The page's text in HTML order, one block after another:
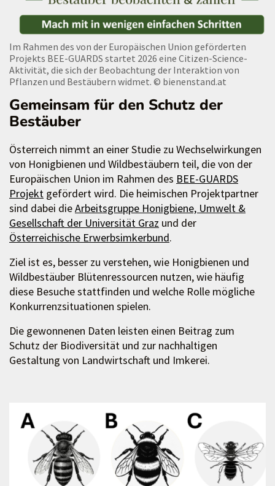
Im Rahmen des von der Europäischen Union geförderten
Projekts BEE-GUARDS startet 2026 eine Citizen-Science-
Aktivität, die sich der Beobachtung der Interaktion von
Pflanzen und Bestäubern widmet. © bienenstand.at
Gemeinsam für den Schutz der
Bestäuber
Österreich nimmt an einer Studie zu Wechselwirkungen
von Honigbienen und Wildbestäubern teil, die von der
Europäischen Union im Rahmen des BEE-GUARDS
Projekt gefördert wird. Die heimischen Projektpartner
sind dabei dieArbeitsgruppe Honigbiene, Umwelt &
Gesellschaft der Universität Graz und der
Österreichische Erwerbsimkerbund.
Ziel ist es, besser zu verstehen, wie Honigbienen und
Wildbestäuber Blütenressourcen nutzen, wie häufig
diese Besuche stattfinden und welche Rolle mögliche
Konkurrenzsituationen spielen.
Die gewonnenen Daten leisten einen Beitrag zum
Schutz der Biodiversität und zur nachhaltigen
Gestaltung von Landwirtschaft und Imkerei.